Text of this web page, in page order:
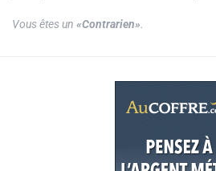
Vous êtes un «Contrarien».